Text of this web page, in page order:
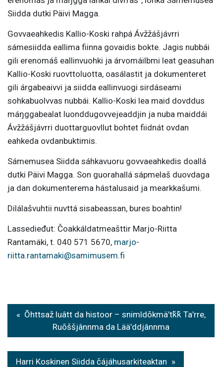
Siidda dutki Päivi Magga.
Govvaeahkedis Kallio-Koski rahpá Ávžžášjávrri
sámesiidda eallima fiinna govaidis bokte. Jagis nubbái
gili erenomáš eallinvuohki ja árvomáilbmi leat geasuhan
Kallio-Koski ruovttoluotta, oasálastit ja dokumenteret
gili árgabeaivvi ja siidda eallinvuogi sirdáseami
sohkabuolvvas nubbái. Kallio-Koski lea maid dovddus
máŋggabealat luonddugovvejeaddjin ja nuba maiddái
Ávžžášjávrri duottarguovllut bohtet fiidnát ovdan
eahkeda ovdanbuktimis.
Sámemusea Siidda sáhkavuoru govvaeahkedis doallá
dutki Päivi Magga. Son guorahallá sápmelaš duovdaga
ja dan dokumenterema hástalusaid ja mearkkašumi.
Dilálašvuhtii nuvttá sisabeassan, bures boahtin!
Lassedieđut: Čoakkáldatmeašttir Marjo-Riitta
Rantamäki, t. 040 571 5670, marjo-
riitta.rantamaki@samimusem.fi
s
Õhttsaž luâtt da histoor – snimldõkmäʹtǩǩ Taʹrre,
Ruõššjânnma da Lääʹddjânnma
Harri Koskinen Siidda čájáhusarkiteaktan